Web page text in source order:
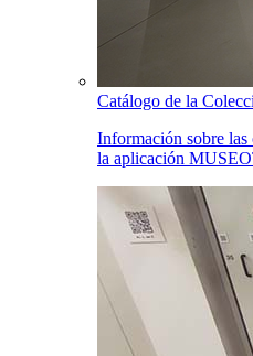
Catálogo de la
Información sobre las
la aplicación